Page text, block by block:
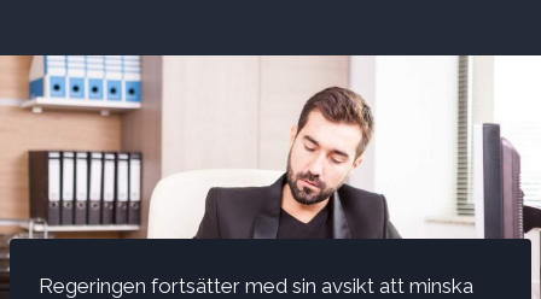
Regeringen fortsätter med sin avsikt att minska